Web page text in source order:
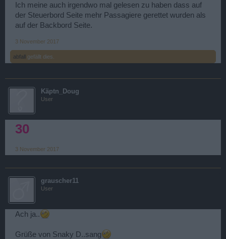
Ich meine auch irgendwo mal gelesen zu haben dass auf
der Steuerbord Seite mehr Passagiere gerettet wurden als
auf der Backbord Seite.
3 November 2017
abfall gefällt dies.
Käptn_Doug
User
30
3 November 2017
grauscher11
User
Ach ja..
Grüße von Snaky D..sang